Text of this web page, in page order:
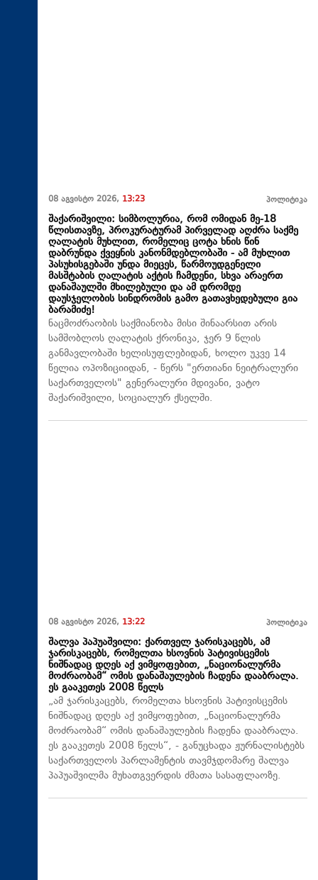
08 აგვისტო 2026, 13:23 პოლიტიკა
შაქარიშვილი: სიმბოლურია, რომ ომიდან მე-18
წლისთავზე, პროკურატურამ პირველად აღძრა საქმე
ღალატის მუხლით, რომელიც ცოტა ხნის წინ
დაბრუნდა ქვეყნის კანონმდებლობაში - ამ მუხლით
პასუხისგებაში უნდა მიეცეს, წარმოუდგენელი
მასშტაბის ღალატის აქტის ჩამდენი, სხვა არაერთ
დანაშაულში მხილებული და ამ დრომდე
დაუსჯელობის სინდრომის გამო გათავხედებული გია
ბარამიძე!
ნაცმოძრაობის საქმიანობა მისი შინაარსით არის
სამშობლოს ღალატის ქრონიკა, ჯერ 9 წლის
განმავლობაში ხელისუფლებიდან, ხოლო უკვე 14
წელია ოპოზიციიდან, - წერს "ერთიანი ნეიტრალური
საქართველოს" გენერალური მდივანი, ვატო
შაქარიშვილი, სოციალურ ქსელში.
08 აგვისტო 2026, 13:22 პოლიტიკა
შალვა პაპუაშვილი: ქართველ ჯარისკაცებს, ამ
ჯარისკაცებს, რომელთა ხსოვნის პატივისცემის
ნიშნადაც დღეს აქ ვიმყოფებით, „ნაციონალურმა
მოძრაობამ“ ომის დანაშაულების ჩადენა დააბრალა.
ეს გააკეთეს 2008 წელს
„ამ ჯარისკაცებს, რომელთა ხსოვნის პატივისცემის
ნიშნადაც დღეს აქ ვიმყოფებით, „ნაციონალურმა
მოძრაობამ“ ომის დანაშაულების ჩადენა დააბრალა.
ეს გააკეთეს 2008 წელს“, - განუცხადა ჟურნალისტებს
საქართველოს პარლამენტის თავმჯდომარე შალვა
პაპუაშვილმა მუხათგვერდის ძმათა სასაფლაოზე.